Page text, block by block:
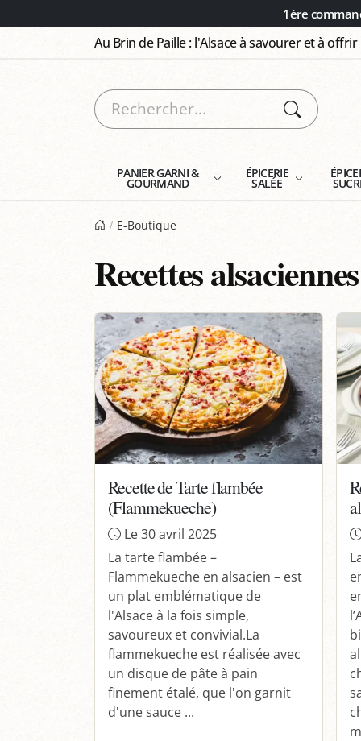
1ère
Au Brin de Paille : l'Alsace à savourer et à offrir
PANIER GARNI &
GOURMAND
ÉPICERIE
SALÉE
E-Boutique
Recettes alsaciennes
Recette de Tarte flambée
(Flammekueche)
Le 30 avril 2025
La tarte flambée –
Flammekueche en alsacien – est
un plat emblématique de
l'Alsace à la fois simple,
savoureux et convivial.La
flammekueche est réalisée avec
un disque de pâte à pain
finement étalé, que l'on garnit
d'une sauce ...